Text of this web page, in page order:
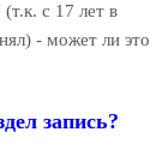
с 17 лет в
- может ли это
запись?